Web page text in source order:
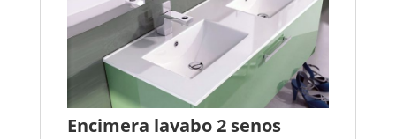
Encimera lavabo 2 senos